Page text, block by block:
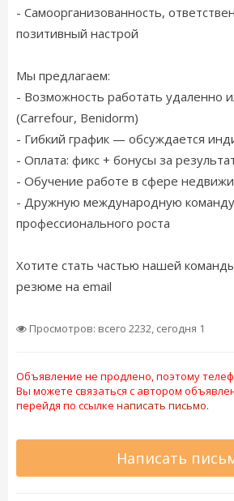
- Самоорганизованность,
позитивный настрой
Мы предлагаем:
- Возможность работать удаленно
(Carrefour, Benidorm)
- Гибкий график — обсуждается
- Оплата: фикс + бонусы за
- Обучение работе в сфере
- Дружную международную команду
профессионального роста
Хотите стать частью нашей
резюме на email
Просмотров: всего 2232, сегодня 1
Объявление не продлено, поэтому
Вы можете связаться с автором
перейдя по ссылке написать письмо.
Написать